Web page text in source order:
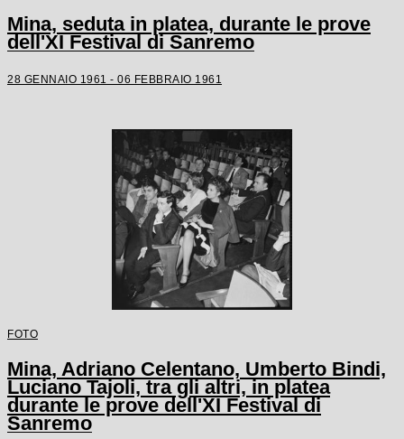
Mina, seduta in platea, durante le prove
dell'XI Festival di Sanremo
28 GENNAIO 1961 - 06 FEBBRAIO 1961
FOTO
Mina, Adriano Celentano, Umberto Bindi,
Luciano Tajoli, tra gli altri, in platea
durante le prove dell'XI Festival di
Sanremo